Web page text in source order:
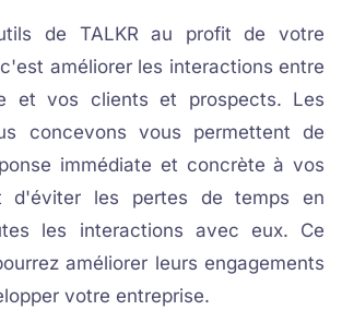
de TALKR au profit de votre
améliorer les interactions entre
et vos clients et prospects. Les
concevons vous permettent de
immédiate et concrète à vos
d'éviter les pertes de temps en
les interactions avec eux. Ce
améliorer leurs engagements
votre entreprise.